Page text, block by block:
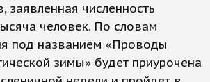
заявленная численность
человек. По словам
под названием «Проводы
зимы» будет приурочена